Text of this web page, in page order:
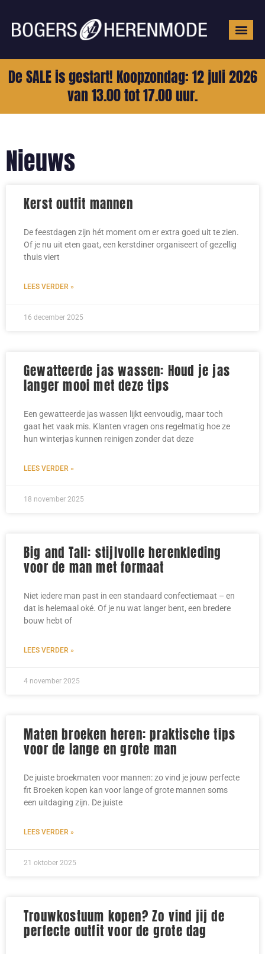
De SALE is gestart! Koopzondag: 12 juli 2026
van 13.00 tot 17.00 uur.
Nieuws
Kerst outfit mannen
De feestdagen zijn hét moment om er extra goed uit te zien.
Of je nu uit eten gaat, een kerstdiner organiseert of gezellig
thuis viert
LEES VERDER »
16 december 2025
Gewatteerde jas wassen: Houd je jas
langer mooi met deze tips
Een gewatteerde jas wassen lijkt eenvoudig, maar toch
gaat het vaak mis. Klanten vragen ons regelmatig hoe ze
hun winterjas kunnen reinigen zonder dat deze
LEES VERDER »
18 november 2025
Big and Tall: stijlvolle herenkleding
voor de man met formaat
Niet iedere man past in een standaard confectiemaat – en
dat is helemaal oké. Of je nu wat langer bent, een bredere
bouw hebt of
LEES VERDER »
4 november 2025
Maten broeken heren: praktische tips
voor de lange en grote man
De juiste broekmaten voor mannen: zo vind je jouw perfecte
fit Broeken kopen kan voor lange of grote mannen soms
een uitdaging zijn. De juiste
LEES VERDER »
21 oktober 2025
Trouwkostuum kopen? Zo vind jij de
perfecte outfit voor de grote dag